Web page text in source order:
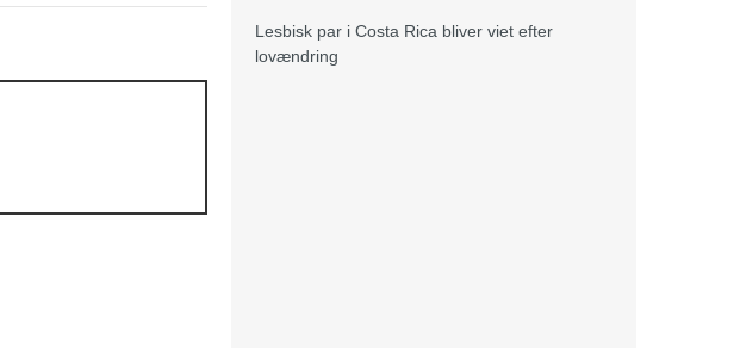
Lesbisk par i Costa Rica bliver viet efter
lovændring